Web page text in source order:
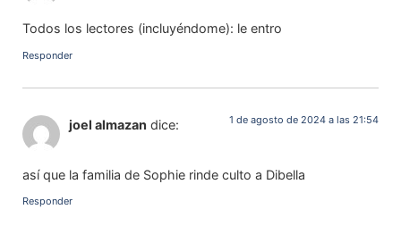
Todos los lectores (incluyéndome): le entro
Responder
joel almazan dice: 1 de agosto de 2024 a las 21:54
así que la familia de Sophie rinde culto a Dibella
Responder